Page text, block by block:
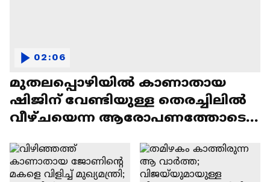
മുതലപ്പൊഴിയിൽ കാണാതായ
ഷിജിന് വേണ്ടിയുള്ള തെരച്ചിലിൽ
വീഴ്ചയെന്ന ആരോപണത്തോടെ
02:06